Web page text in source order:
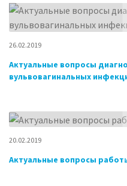
26.02.2019
Актуальные вопросы
вульвовагинальных
20.02.2019
Актуальные вопросы